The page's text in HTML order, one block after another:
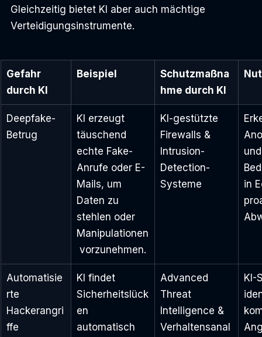
Gleichzeitig bietet KI aber auch mächtige
Verteidigungsinstrumente.
Gefahr
durch KI
Beispiel
Schutzmaßna
hme durch KI
Deepfake-
Betrug
KI erzeugt
täuschend
echte Fake-
Anrufe oder E-
Mails, um
Daten zu
stehlen oder
Manipulationen
vorzunehmen.
KI-gestützte
Firewalls &
Intrusion-
Detection-
Systeme
in
Automatisie
rte
Hackerangri
ffe
KI findet
Sicherheitslück
en
automatisch
Advanced
Threat
Intelligence &
Verhaltensanal
KI-